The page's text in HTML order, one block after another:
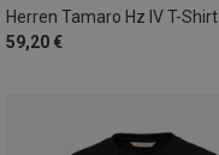
Herren Tamaro Hz IV T-Shirt
59,20 €